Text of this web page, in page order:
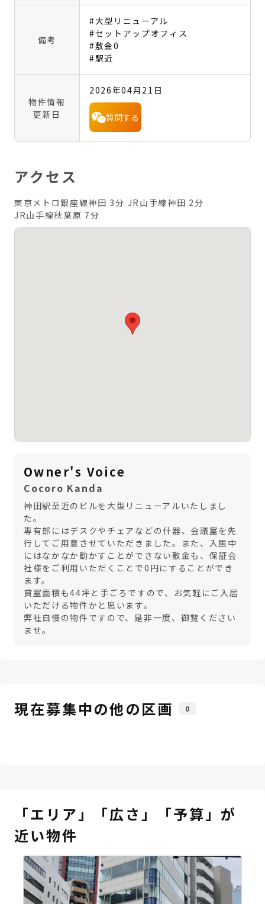
備考
#大型リニューアル
#セットアップオフィス
#敷金0
#駅近
物件情報
更新日
2026年04月21日
質問する
アクセス
東京メトロ銀座線神田 3分 JR山手線神田 2分
JR山手線秋葉原 7分
Owner's Voice
Cocoro Kanda
神田駅至近のビルを大型リニューアルいたしまし
た。
専有部にはデスクやチェアなどの什器、会議室を先
行してご用意させていただきました。また、入居中
にはなかなか動かすことができない敷金も、保証会
社様をご利用いただくことで0円にすることができ
ます。
貸室面積も44坪と手ごろですので、お気軽にご入居
いただける物件かと思います。
弊社自慢の物件ですので、是非一度、御覧ください
ませ。
現在募集中の他の区画 0
「エリア」「広さ」「予算」が
近い物件